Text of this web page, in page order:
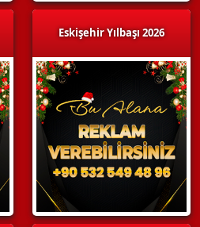
Eskişehir Yılbaşı 2026